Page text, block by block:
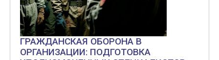
ГРАЖДАНСКАЯ ОБОРОНА В
ОРГАНИЗАЦИИ: ПОДГОТОВКА